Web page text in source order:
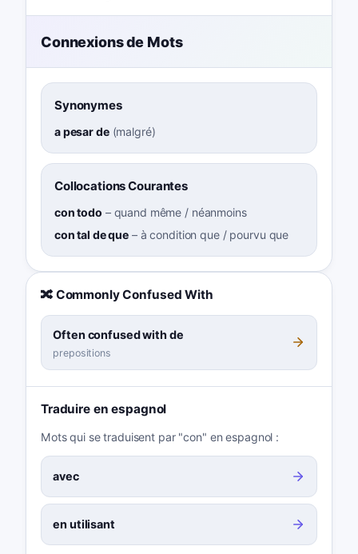
Connexions de Mots
Synonymes
a pesar de(malgré)
Collocations Courantes
con todo – quand même / néanmoins
con tal de que – à condition que / pourvu que
🔀 Commonly Confused With
Often confused with de
prepositions
Traduire en espagnol
Mots qui se traduisent par "con" en espagnol :
avec
en utilisant